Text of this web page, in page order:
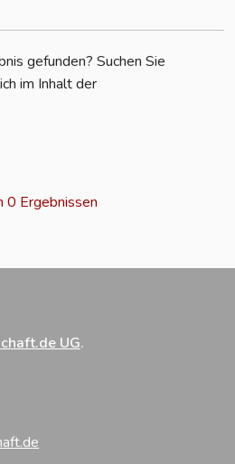
gefunden? Suchen Sie
im Inhalt der
0 Ergebnissen
UG.